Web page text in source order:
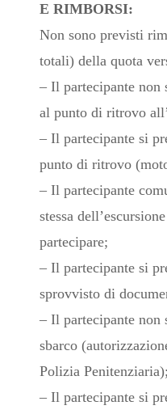
E RIMBORSI:
Non sono previsti
totali) della quota
– Il partecipante non
al punto di ritrovo
– Il partecipante si
punto di ritrovo
– Il partecipante
stessa
partecipare;
– Il partecipante si
sprovvisto di
– Il partecipante non
sbarco
Polizia Penitenziaria);
– Il partecipante si